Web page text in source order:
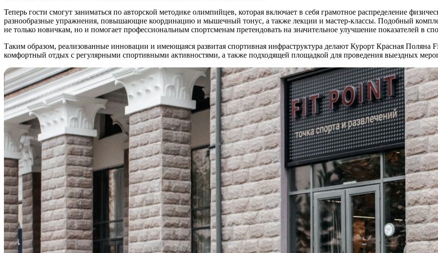
Теперь гости смогут заниматься по авторской методике олимпийцев, которая включает в себя грамотное распределение
разнообразные упражнения, повышающие координацию и мышечный тонус, а также лекции и мастер-классы. Подобный
не только новичкам, но и помогает профессиональным спортсменам претендовать на значительное улучшение показателей в
Таким образом, реализованные инновации и имеющаяся развитая спортивная инфраструктура делают Курорт Красная Поляна
комфортный отдых с регулярными спортивными активностями, а также подходящей площадкой для проведения выездных